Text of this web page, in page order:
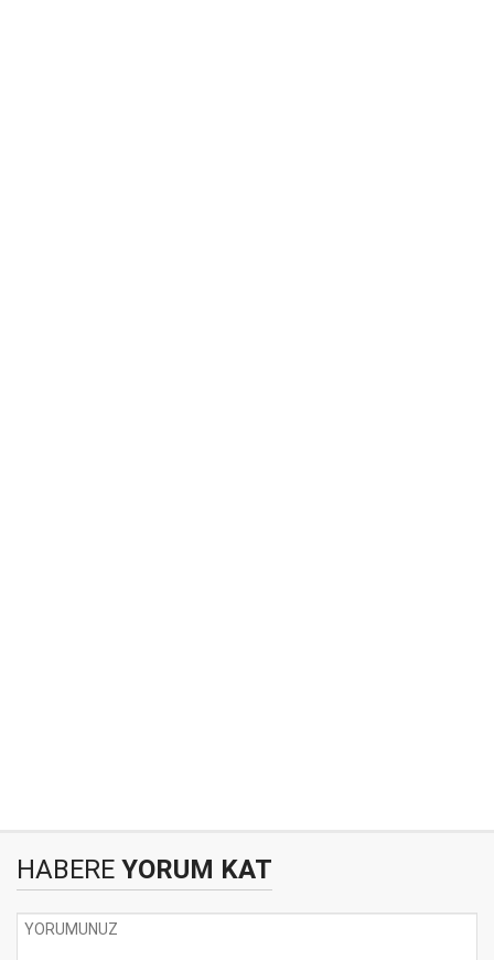
HABERE YORUM KAT